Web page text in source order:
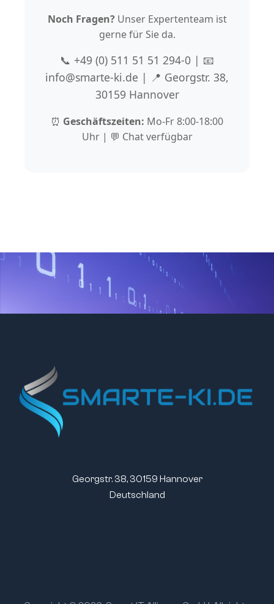
Noch Fragen?Unser Expertenteam ist
gerne für Sie da.
📞 +49 (0) 511 51 51 294-0 | 📧
info@smarte-ki.de | 📍 Georgstr. 38,
30159 Hannover
⏰ Geschäftszeiten: Mo-Fr 8:00-18:00
Uhr | 💬 Chat verfügbar
Georgstr. 38, 30159 Hannover
Deutschland